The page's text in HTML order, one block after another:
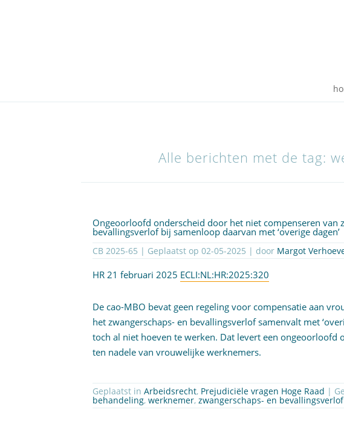
Alle berichten met de tag:
Ongeoorloofd onderscheid door het niet compenseren van
bevallingsverlof bij samenloop daarvan met ‘overige dagen’
CB 2025-65 | Geplaatst op02-05-2025 | door Margot
HR 21 februari 2025 ECLI:NL:HR:2025:320
De cao-MBO bevat geen regeling voor compensatie aan
het zwangerschaps- en bevallingsverlof samenvalt met
toch al niet hoeven te werken. Dat levert een ongeoorloofd
ten nadele van vrouwelijke werknemers.
Geplaatst inArbeidsrecht, Prejudiciële vragen Hoge Raad |
behandeling,werknemer,zwangerschaps- en bevallingsverlof